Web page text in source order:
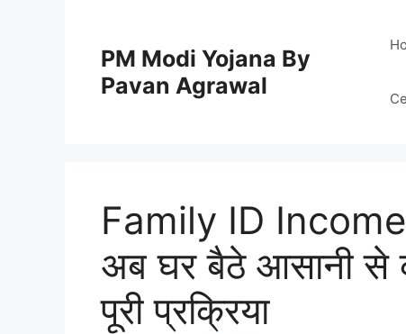
PM Modi Yojana By
Pavan Agrawal
Family ID
अब घर बैठे आसानी से
पूरी प्रक्रिया